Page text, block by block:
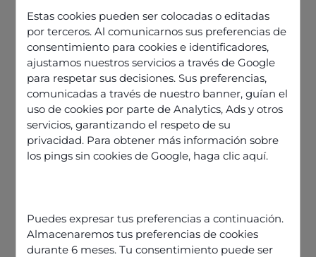
Estas cookies pueden ser colocadas o editadas
por terceros. Al comunicarnos sus preferencias de
consentimiento para cookies e identificadores,
ajustamos nuestros servicios a través de Google
para respetar sus decisiones. Sus preferencias,
comunicadas a través de nuestro banner, guían el
uso de cookies por parte de Analytics, Ads y otros
servicios, garantizando el respeto de su
privacidad. Para obtener más información sobre
los pings sin cookies de Google, haga clic aquí.
Puedes expresar tus preferencias a continuación.
Almacenaremos tus preferencias de cookies
durante 6 meses. Tu consentimiento puede ser
Nos articles